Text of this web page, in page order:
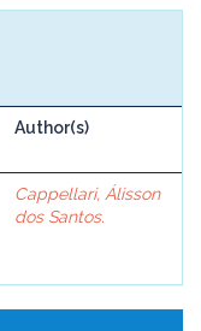
Author(s)
Cappellari, Álisson
dos Santos.